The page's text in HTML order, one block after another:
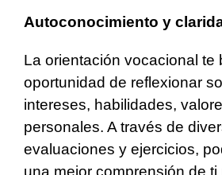
Autoconocimiento y
La orientación vocacional te
oportunidad de reflexionar
intereses, habilidades,
personales. A través de
evaluaciones y ejercicios,
una mejor comprensión de ti